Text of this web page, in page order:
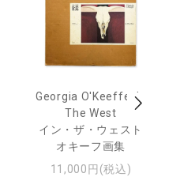
Georgia O'Keeffe: In
The West
イン・ザ・ウェスト
オキーフ画集
11,000円(税込)